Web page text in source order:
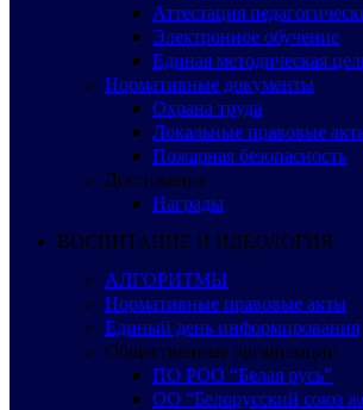
Аттестация
Электронное обучение
Единая методическая
Нормативные документы
Охрана труда
Локальные правовые
Пожарная безопасность
Достижения
Награды
ВОСПИТАНИЕ И ИДЕОЛОГИЯ
АЛГОРИТМЫ
Нормативные правовые акты
Единый день информирования
Общественные организации
ПО РОО “Белая русь”
ОО “Белорусский союз